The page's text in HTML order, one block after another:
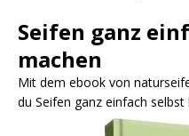
Seifen ganz
machen
Mit dem ebook von
du Seifen ganz einfach